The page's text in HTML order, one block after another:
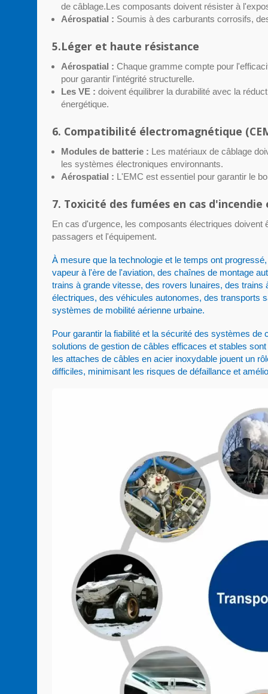
de câblage.Les composants doivent résister à
Aérospatial : Soumis à des carburants corrosifs,
5.Léger et haute résistance
Aérospatial : Chaque gramme compte pour
pour garantir l'intégrité structurelle.
Les VE : doivent équilibrer la durabilité avec la
énergétique.
6. Compatibilité électromagnétique
Modules de batterie : Les matériaux de câblage
les systèmes électroniques environnants.
Aérospatial : L'EMC est essentiel pour garantir le
7. Toxicité des fumées en cas
En cas d'urgence, les composants électriques
passagers et l'équipement.
À mesure que la technologie et le temps ont
vapeur à l'ère de l'aviation, des chaînes de montage
trains à grande vitesse, des rovers lunaires, des
électriques, des véhicules autonomes, des transports
systèmes de mobilité aérienne urbaine.
Pour garantir la fiabilité et la sécurité des systèmes
solutions de gestion de câbles efficaces et stables
les attaches de câbles en acier inoxydable jouent un
difficiles, minimisant les risques de défaillance et